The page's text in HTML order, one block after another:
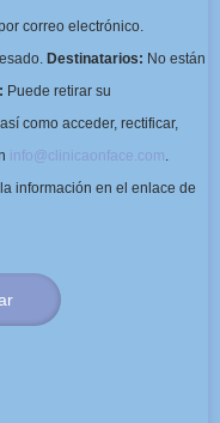
correo electrónico.
Destinatarios: No están
Puede retirar su
como acceder, rectificar,
info@clinicaonface.com.
información en el enlace de